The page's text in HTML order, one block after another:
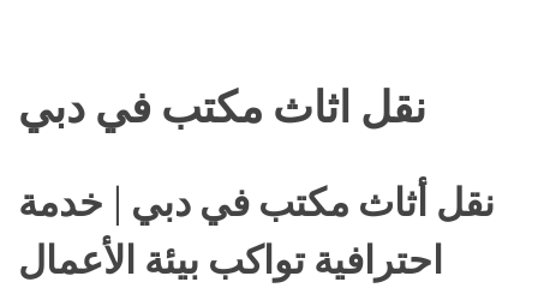
نقل اثاث مكتب في دبي
نقل أثاث مكتب في دبي | خدمة
احترافية تواكب بيئة الأعمال